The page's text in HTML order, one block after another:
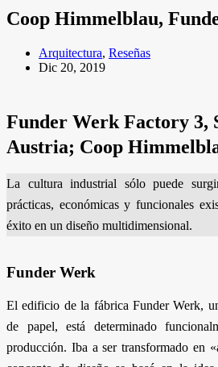
Coop Himmelblau,
Arquitectura, Reseñas
Dic 20, 2019
Funder Werk Factory 3,
Austria; Coop
La cultura industrial sólo puede
prácticas, económicas y funcionales
éxito en un diseño multidimensional.
Funder Werk
El edificio de la fábrica Funder Werk,
de papel, está determinado
producción. Iba a ser transformado en